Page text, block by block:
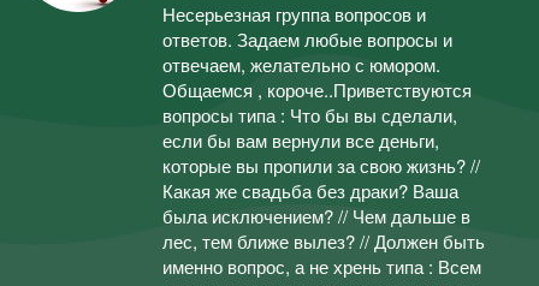
Несерьезная группа вопросов и
ответов. Задаем любые вопросы и
отвечаем, желательно с юмором.
Общаемся , короче..Приветствуются
вопросы типа : Что бы вы сделали,
если бы вам вернули все деньги,
которые вы пропили за свою жизнь? //
Какая же свадьба без драки? Ваша
была исключением? // Чем дальше в
лес, тем ближе вылез? // Должен быть
именно вопрос, а не хрень типа : Всем